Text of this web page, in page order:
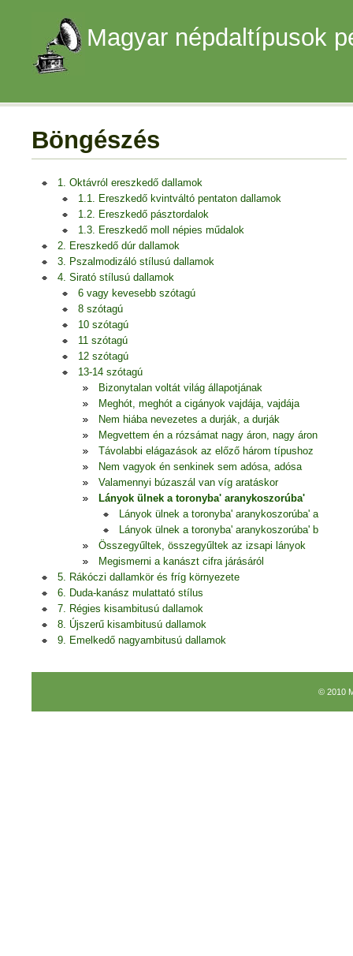
Magyar népdaltípusok
Böngészés
1. Oktávról ereszkedő dallamok
1.1. Ereszkedő kvintváltó pentaton dallamok
1.2. Ereszkedő pásztordalok
1.3. Ereszkedő moll népies műdalok
2. Ereszkedő dúr dallamok
3. Pszalmodizáló stílusú dallamok
4. Sirató stílusú dallamok
6 vagy kevesebb szótagú
8 szótagú
10 szótagú
11 szótagú
12 szótagú
13-14 szótagú
Bizonytalan voltát világ állapotjának
Meghót, meghót a cigányok vajdája, vajdája
Nem hiába nevezetes a durják, a durják
Megvettem én a rózsámat nagy áron, nagy áron
Távolabbi elágazások az előző három típushoz
Nem vagyok én senkinek sem adósa, adósa
Valamennyi búzaszál van víg aratáskor
Lányok ülnek a toronyba' aranykoszorúba'
Lányok ülnek a toronyba' aranykoszorúba' a
Lányok ülnek a toronyba' aranykoszorúba' b
Összegyűltek, összegyűltek az izsapi lányok
Megismerni a kanászt cifra járásáról
5. Rákóczi dallamkör és fríg környezete
6. Duda-kanász mulattató stílus
7. Régies kisambitusú dallamok
8. Újszerű kisambitusú dallamok
9. Emelkedő nagyambitusú dallamok
© 2010